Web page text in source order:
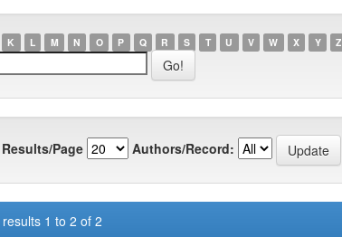
K L M N O P Q R S T U V W X Y Z
Results/Page Authors/Record:
1 to 2 of 2